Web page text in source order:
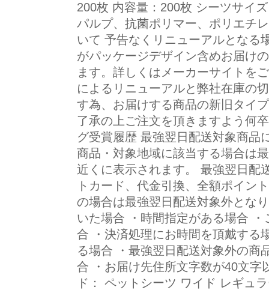
200枚 内容量：200枚 シーツサイ
パルプ、抗菌ポリマー、ポリエチ
いて 予告なくリニューアルとなる
がパッケージデザイン含めお届け
ます。詳しくはメーカーサイトを
によるリニューアルと弊社在庫の
す為、お届けする商品の新旧タイ
了承の上ご注文を頂きますよう何
グ受賞履歴 最強翌日配送対象商品
商品・対象地域に該当する場合は
近くに表示されます。 最強翌日配
トカード、代金引換、全額ポイン
の場合は最強翌日配送対象外とな
いた場合 ・時間指定がある場合
合 ・決済処理にお時間を頂戴する
る場合 ・最強翌日配送対象外の商
合 ・お届け先住所文字数が40文字
ド： ペットシーツ ワイド レギュ